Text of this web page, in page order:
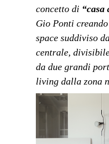
concetto di
Gio Ponti
space suddiviso
centrale,
da due grandi
living dalla zona